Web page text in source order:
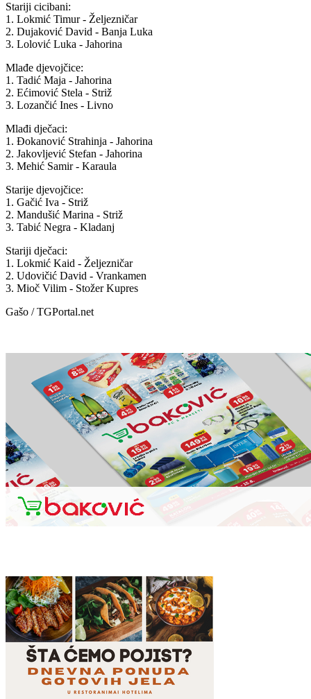
Stariji cicibani:
1. Lokmić Timur - Željezničar
2. Dujaković David - Banja Luka
3. Lolović Luka - Jahorina
Mlađe djevojčice:
1. Tadić Maja - Jahorina
2. Ećimović Stela - Striž
3. Lozančić Ines - Livno
Mlađi dječaci:
1. Đokanović Strahinja - Jahorina
2. Jakovljević Stefan - Jahorina
3. Mehić Samir - Karaula
Starije djevojčice:
1. Gačić Iva - Striž
2. Mandušić Marina - Striž
3. Tabić Negra - Kladanj
Stariji dječaci:
1. Lokmić Kaid - Željezničar
2. Udovičić David - Vrankamen
3. Mioč Vilim - Stožer Kupres
Gašo / TGPortal.net